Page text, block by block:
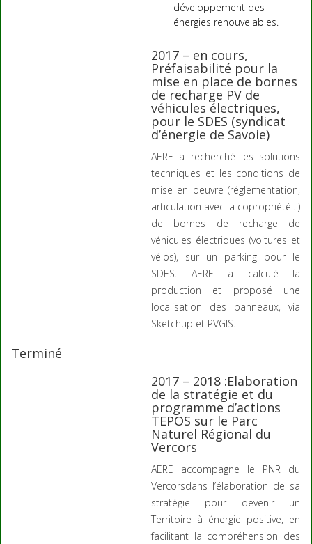
développement des
énergies renouvelables.
2017 – en cours,
Préfaisabilité pour la
mise en place de bornes
de recharge PV de
véhicules électriques,
pour le SDES (syndicat
d’énergie de Savoie)
AERE a recherché les solutions
techniques et les conditions de
mise en oeuvre (réglementation,
articulation avec la copropriété…)
de bornes de recharge de
véhicules électriques (voitures et
vélos), sur un parking pour le
SDES. AERE a calculé la
production et proposé une
localisation des panneaux, via
Sketchup et PVGIS.
Terminé
2017 – 2018 :Elaboration
de la stratégie et du
programme d’actions
TEPOS sur le Parc
Naturel Régional du
Vercors
AERE accompagne le PNR du
Vercorsdans l’élaboration de sa
stratégie pour devenir un
Territoire à énergie positive, en
facilitant la compréhension des